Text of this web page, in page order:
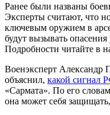
Ранее были названы
Эксперты считают, что
ключевым оружием в
будут вызывать
Подробности читайте в
Военэксперт Александр
объяснил, какой сигнал
«Сармата». По его
она может себя